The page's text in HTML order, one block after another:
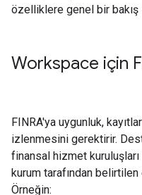
özelliklere genel bir bakış
Workspace için
FINRA'ya uygunluk,
izlenmesini gerektirir.
finansal hizmet
kurum tarafından belirtilen
Örneğin: